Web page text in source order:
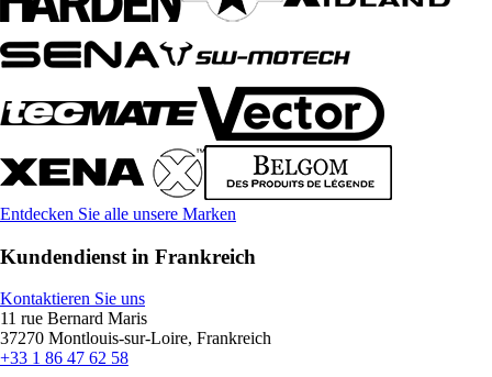
Entdecken Sie alle unsere Marken
Kundendienst in Frankreich
Kontaktieren Sie uns
11 rue Bernard Maris
37270 Montlouis-sur-Loire, Frankreich
+33 1 86 47 62 58